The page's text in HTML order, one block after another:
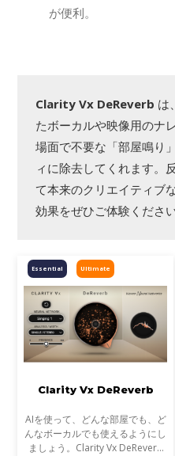
が便利。
Clarity Vx DeReverb は
たボーカルや映像用のナ
場面で不要な「部屋鳴り
ィに除去してくれます。
て本来のクリエイティブ
効果をぜひご体験ください
Ultimate
Essential
Clarity Vx DeReverb
AIを使って、どんな部屋でも、ど
んなボーカルでも使えるようにし
ましょう。Clarity Vx DeReverb